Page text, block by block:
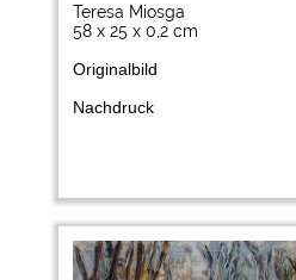
Teresa Miosga
58 x 25 x 0,2 cm
Originalbild
Nachdruck